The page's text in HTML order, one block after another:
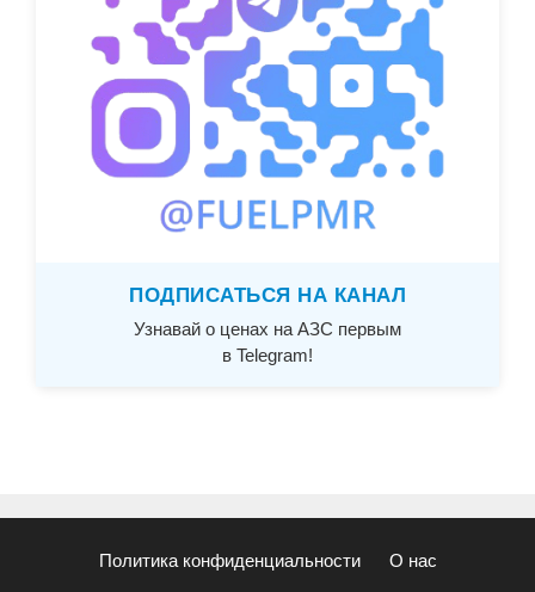
ПОДПИСАТЬСЯ НА КАНАЛ
Узнавай о ценах на АЗС первым
в Telegram!
Политика конфиденциальности О нас